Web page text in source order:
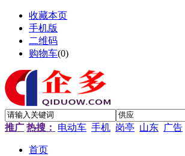
收藏本页
手机版
二维码
购物车(0)
推广 热搜： 电动车 手机 岗亭 山东 广告
首页